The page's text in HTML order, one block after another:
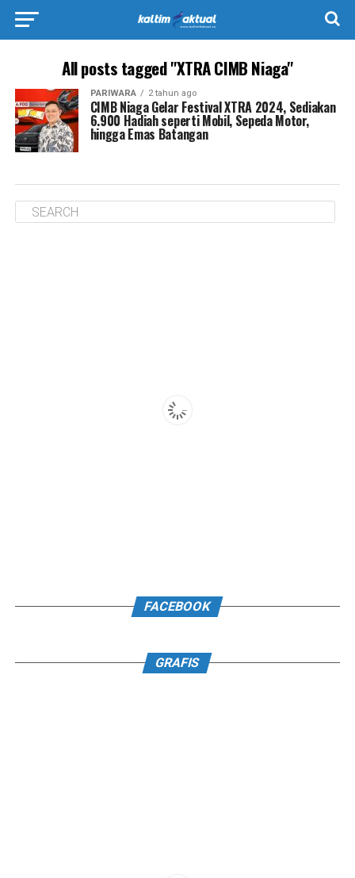
All posts tagged "XTRA CIMB Niaga"
PARIWARA 2 tahun ago
CIMB Niaga Gelar Festival XTRA 2024, Sediakan
6.900 Hadiah seperti Mobil, Sepeda Motor,
hingga Emas Batangan
FACEBOOK
GRAFIS